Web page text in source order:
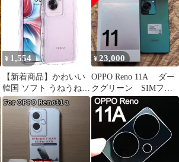
Reno11 Aカバー Reno11
Fケース Reno11 Fカバ
ー "q-3m-7
¥ 1,554
【新着商品】かわいい
韓国 ソフト うねうね
超軽量 波型 耐衝撃 指
紋防止 クリア ストラッ
プホール付き 透明 ケー
ス おしゃれ ウェーブ
11A カバー Reno OPPO
Reno11 OPPO A スマホ
¥23,000
OPPO Reno 11A ダー
クグリーン SIMフリ
ー